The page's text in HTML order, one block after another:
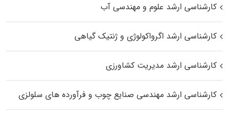
کارشناسی ارشد علوم و مهندسی آب
کارشناسی ارشد اگرواکولوژی و ژنتیک گیاهی
کارشناسی ارشد مدیریت کشاورزی
کارشناسی ارشد مهندسی صنایع چوب و فرآورده‌ های سلولزی